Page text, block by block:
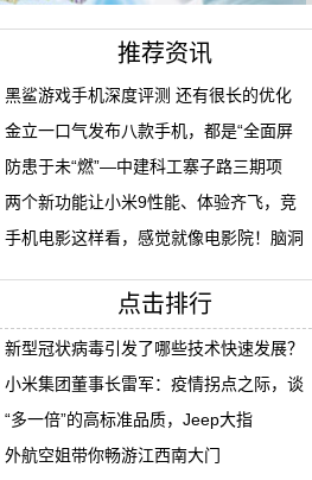
推荐资讯
黑鲨游戏手机深度评测 还有很长的优化
金立一口气发布八款手机，都是“全面屏
防患于未“燃”—中建科工寨子路三期项
两个新功能让小米9性能、体验齐飞，竞
手机电影这样看，感觉就像电影院！脑洞
点击排行
新型冠状病毒引发了哪些技术快速发展？
小米集团董事长雷军：疫情拐点之际，谈
“多一倍”的高标准品质，Jeep大指
外航空姐带你畅游江西南大门